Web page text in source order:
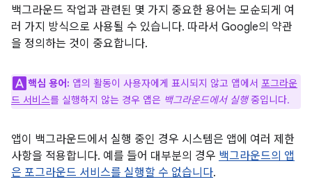
백그라운드 작업과 관련된 몇 가지 중요한 용어는 모순되게 여
러 가지 방식으로 사용될 수 있습니다. 따라서 Google의 약관
을 정의하는 것이 중요합니다.
핵심 용어: 앱의 활동이 사용자에게 표시되지 않고 앱에서 포그라운
드 서비스를 실행하지 않는 경우 앱은 백그라운드에서 실행중입니다.
앱이 백그라운드에서 실행 중인 경우 시스템은 앱에 여러 제한
사항을 적용합니다. 예를 들어 대부분의 경우 백그라운드의 앱
은 포그라운드 서비스를 실행할 수 없습니다.